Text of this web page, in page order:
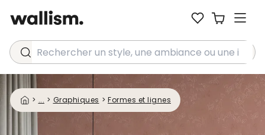
Rechercher un style, une ambiance ou une idée...
> ... > Graphiques > Formes et lignes